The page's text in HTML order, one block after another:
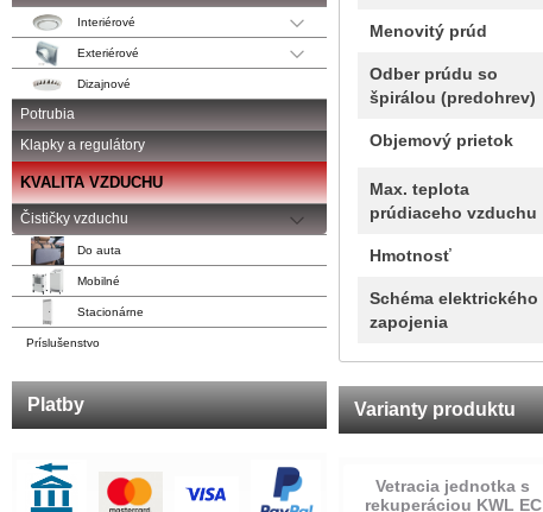
Interiérové
Exteriérové
Dizajnové
Potrubia
Klapky a regulátory
KVALITA VZDUCHU
Čističky vzduchu
Do auta
Mobilné
Stacionárne
Príslušenstvo
Platby
Menovitý prúd
Odber prúdu so
špirálou (predohrev)
Objemový prietok
Max. teplota
prúdiaceho vzduchu
Hmotnosť
Schéma elektrického
zapojenia
Varianty produktu
Vetracia jednotka s
rekuperáciou KWL EC